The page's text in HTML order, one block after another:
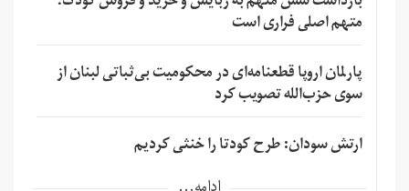
متهم اصلی فراری است
پارلمان اروپا قطعنامه‌ای در محکومیت بی‌ثباتی لبنان از
سوی حزب‌الله تصویب کرد
ارتش سودان: طرح کودتا را خنثی کردیم